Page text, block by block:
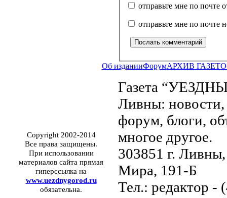
отправьте мне по почте
отправьте мне по почте
Об изданииФорумАРХИВ ГАЗЕТ
Copyright 2002-2014
Все права защищены.
При использовании
материалов сайта прямая
гиперссылка на
www.uezdnygorod.ru
обязательна.
Газета
Ливны: новости,
форум, блоги,
многое другое.
303851 г.
Мира, 191-Б
Тел.: редактор -